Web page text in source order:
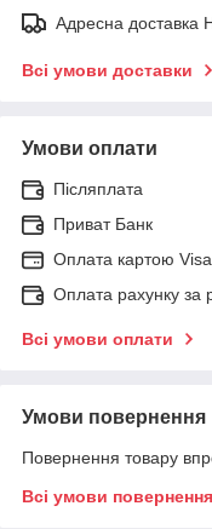
Адресна доставка
Всі умови доставки
Умови оплати
Післяплата
Приват Банк
Оплата картою
Оплата рахунку за
Всі умови оплати
Умови повернення
Повернення товару
Всі умови повернення